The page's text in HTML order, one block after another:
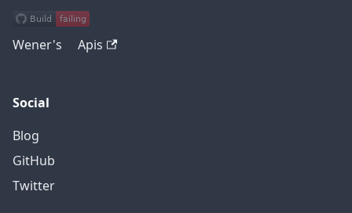
Wener's Apis
Social
Blog
GitHub
Twitter